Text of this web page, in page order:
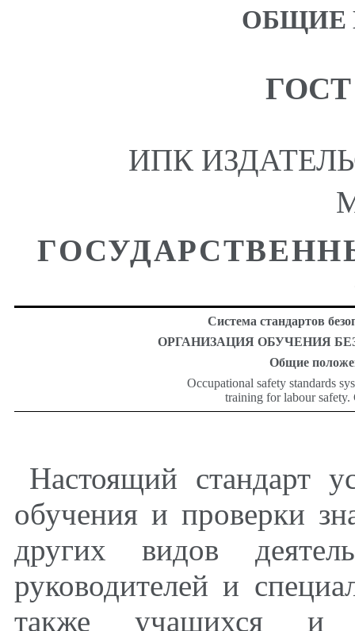
ОБЩИЕ
ГОСТ
ИПК
Система стандартов
ОРГАНИЗАЦИЯ ОБУЧЕНИЯ
Общие
Occupational safety standards
training for labour safety.
Настоящий стандарт
обучения и проверки
других видов
руководителей и
также учащихся и